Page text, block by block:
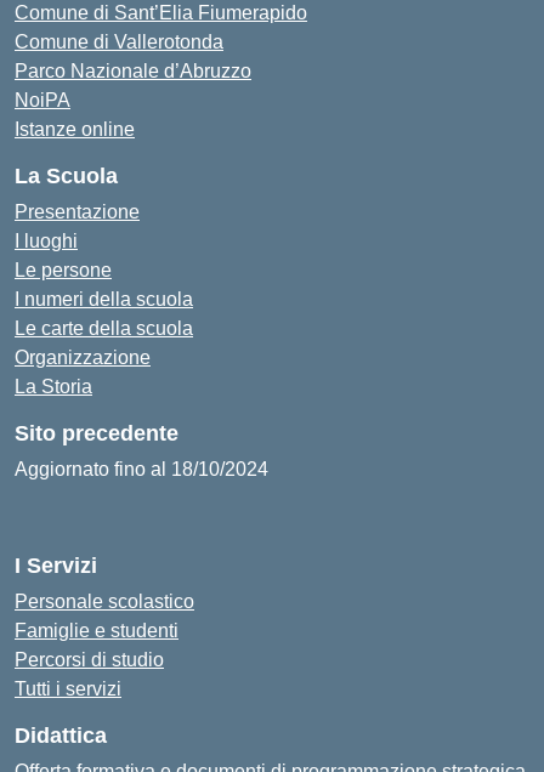
Comune di Sant’Elia Fiumerapido
Comune di Vallerotonda
Parco Nazionale d’Abruzzo
NoiPA
Istanze online
La Scuola
Presentazione
I luoghi
Le persone
I numeri della scuola
Le carte della scuola
Organizzazione
La Storia
Sito precedente
Aggiornato fino al 18/10/2024
I Servizi
Personale scolastico
Famiglie e studenti
Percorsi di studio
Tutti i servizi
Didattica